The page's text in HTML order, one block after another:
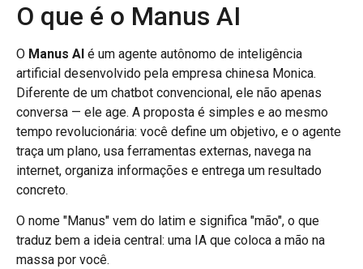
O que é o Manus AI
O Manus AI é um agente autônomo de inteligência
artificial desenvolvido pela empresa chinesa Monica.
Diferente de um chatbot convencional, ele não apenas
conversa — ele age. A proposta é simples e ao mesmo
tempo revolucionária: você define um objetivo, e o agente
traça um plano, usa ferramentas externas, navega na
internet, organiza informações e entrega um resultado
concreto.
O nome "Manus" vem do latim e significa "mão", o que
traduz bem a ideia central: uma IA que coloca a mão na
massa por você.